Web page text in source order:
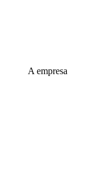
A empresa